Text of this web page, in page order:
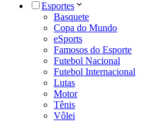
Esportes
Basquete
Copa do Mundo
eSports
Famosos do Esporte
Futebol Nacional
Futebol Internacional
Lutas
Motor
Tênis
Vôlei